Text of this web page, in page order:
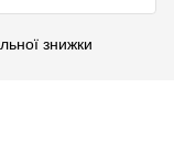
знижки